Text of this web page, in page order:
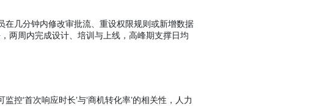
几分钟内修改审批流、重设权限规则或新增数据
两周内完成设计、培训与上线，高峰期支撑日均
控‘首次响应时长’与‘商机转化率’的相关性，人力